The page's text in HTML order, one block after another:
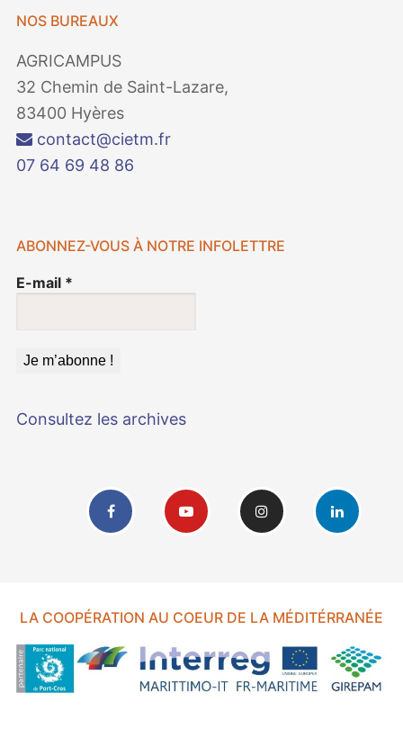
NOS BUREAUX
AGRICAMPUS
32 Chemin de Saint-Lazare,
83400 Hyères
contact@cietm.fr
07 64 69 48 86
ABONNEZ-VOUS À NOTRE INFOLETTRE
E-mail *
Consultez les archives
LA COOPÉRATION AU COEUR DE LA MÉDITÉRRANÉE